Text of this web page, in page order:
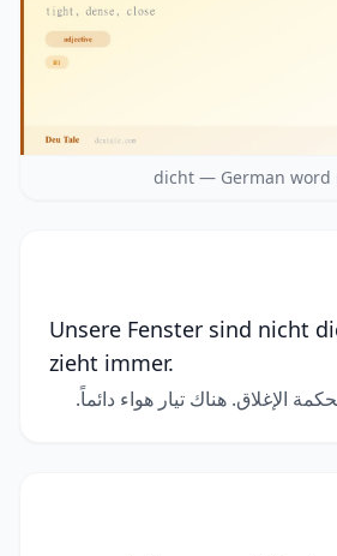
dicht — German word
Unsere Fenster sind nicht
zieht immer.
الإغلاق. هناك تيار هواء دائماً.